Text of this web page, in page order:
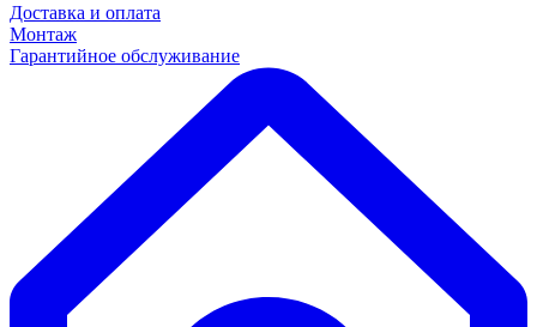
Доставка и оплата
Монтаж
Гарантийное обслуживание